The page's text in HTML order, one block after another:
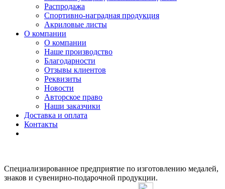
Распродажа
Спортивно-наградная продукция
Акриловые листы
О компании
О компании
Наше производство
Благодарности
Отзывы клиентов
Реквизиты
Новости
Авторское право
Наши заказчики
Доставка и оплата
Контакты
Специализированное предприятие по изготовлению медалей,
знаков и сувенирно-подарочной продукции.